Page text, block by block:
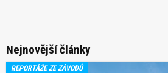
Nejnovější články
REPORTÁŽE ZE ZÁVODŮ